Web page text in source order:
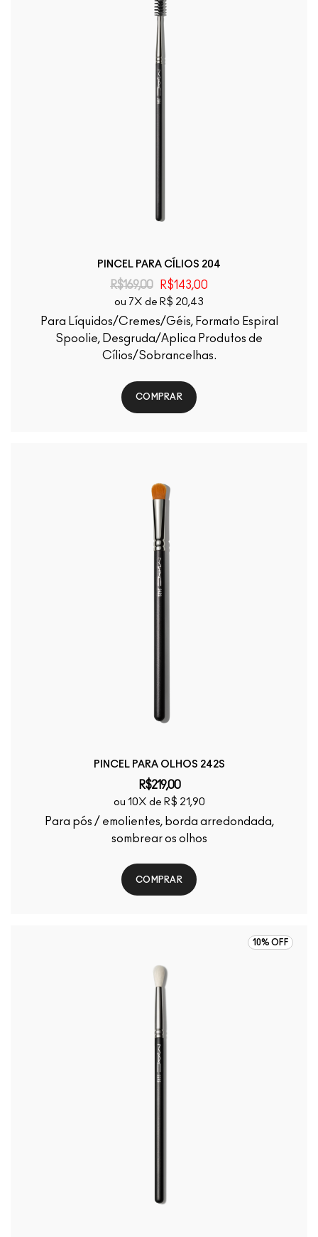
PINCEL PARA CÍLIOS 204
R$169,00 R$143,00
ou 7X de R$ 20,43
Para Líquidos/Cremes/Géis, Formato Espiral
Spoolie, Desgruda/Aplica Produtos de
Cílios/Sobrancelhas.
COMPRAR
PINCEL PARA OLHOS 242S
R$219,00
ou 10X de R$ 21,90
Para pós / emolientes, borda arredondada,
sombrear os olhos
COMPRAR
10% OFF